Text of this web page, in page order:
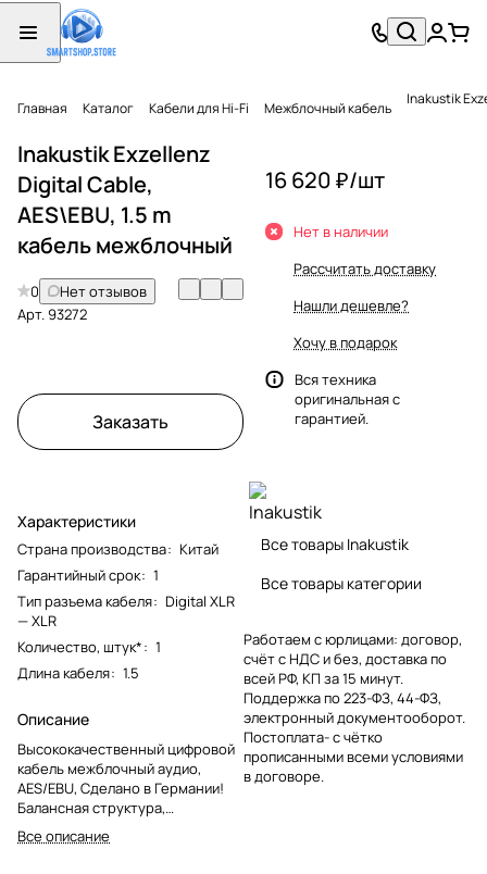
Главная Каталог Кабели для Hi-Fi Межблочный кабель Inakustik
Inakustik Exzellenz
Digital Cable,
AES\EBU, 1.5 m
кабель межблочный
0
Нет отзывов
Арт.93272
Заказать
Характеристики
Страна производства: Китай
Гарантийный срок: 1
Тип разъема кабеля: Digital XLR
— XLR
Количество, штук*: 1
Длина кабеля: 1.5
Описание
Высококачественный цифровой
кабель межблочный аудио,
AES/EBU, Сделано в Германии!
Балансная структура,
посеребренная бескислородная
медь OFC, двойной экран,
Все описание
16 620 ₽/шт
Нет в наличии
Рассчитать доставку
Нашли дешевле?
Хочу в подарок
Вся техника
оригинальная с
гарантией.
Все товары Inakustik
Все товары категории
Работаем с юрлицами: договор,
счёт с НДС и без, доставка по
всей РФ, КП за 15 минут.
Поддержка по 223-ФЗ, 44-ФЗ,
электронный документооборот.
Постоплата- с чётко
прописанными всеми условиями
в договоре.